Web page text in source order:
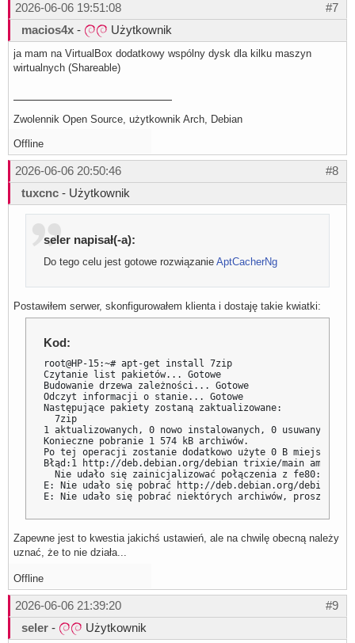
#7
2026-06-06 19:51:08
macios4x - Użytkownik
ja mam na VirtualBox dodatkowy wspólny dysk dla kilku maszyn
wirtualnych (Shareable)
Zwolennik Open Source, użytkownik Arch, Debian
Offline
#8
2026-06-06 20:50:46
tuxcnc - Użytkownik
seler napisał(-a):
Do tego celu jest gotowe rozwiązanieAptCacherNg
Postawiłem serwer, skonfigurowałem klienta i dostaję takie kwiatki:
Kod:
root@HP-15:~# apt-get install 7zip
Czytanie list pakietów... Gotowe
Budowanie drzewa zależności... Gotowe
Odczyt informacji o stanie... Gotowe
Następujące pakiety zostaną zaktualizowane:
  7zip
1 aktualizowanych, 0 nowo instalowanych, 0 usuwanych i
Konieczne pobranie 1 574 kB archiwów.
Po tej operacji zostanie dodatkowo użyte 0 B miejsca na
Błąd:1 http://deb.debian.org/debian trixie/main amd64
Nie udało się zainicjalizować połączenia z
E: Nie udało się pobrać http://deb.debian.org/debian/
E: Nie udało się pobrać niektórych archiwów, proszę
Zapewne jest to kwestia jakichś ustawień, ale na chwilę obecną należy
uznać, że to nie działa...
Offline
#9
2026-06-06 21:39:20
seler - Użytkownik